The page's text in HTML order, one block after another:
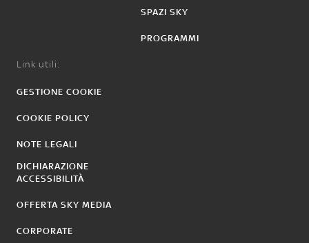
SPAZI SKY
PROGRAMMI
Link utili:
GESTIONE COOKIE
COOKIE POLICY
NOTE LEGALI
DICHIARAZIONE
ACCESSIBILITÀ
OFFERTA SKY MEDIA
CORPORATE